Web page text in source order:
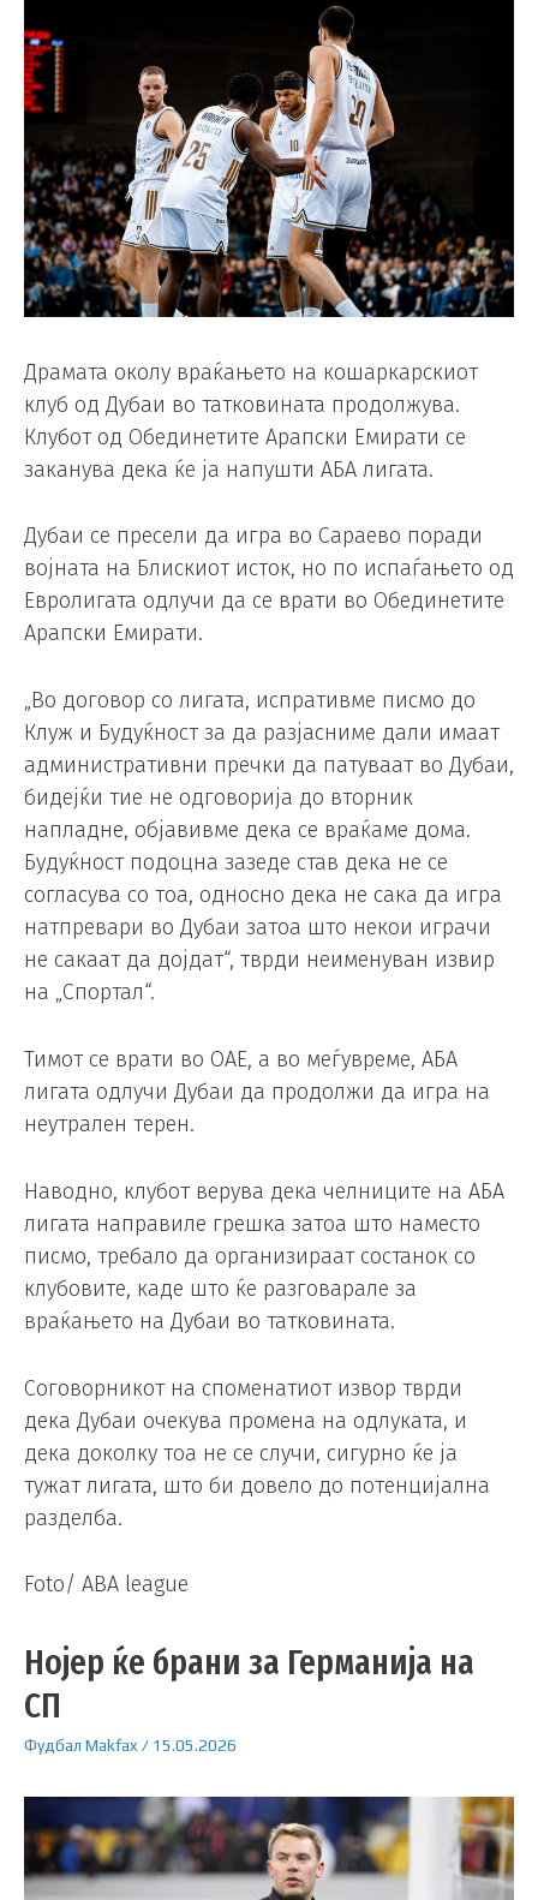
Драмата околу враќањето на кошаркарскиот
клуб од Дубаи во татковината продолжува.
Клубот од Обединетите Арапски Емирати се
заканува дека ќе ја напушти АБА лигата.
Дубаи се пресели да игра во Сараево поради
војната на Блискиот исток, но по испаѓањето од
Евролигата одлучи да се врати во Обединетите
Арапски Емирати.
„Во договор со лигата, испративме писмо до
Клуж и Будуќност за да разјасниме дали имаат
административни пречки да патуваат во Дубаи,
бидејќи тие не одговорија до вторник
напладне, објавивме дека се враќаме дома.
Будуќност подоцна зазеде став дека не се
согласува со тоа, односно дека не сака да игра
натпревари во Дубаи затоа што некои играчи
не сакаат да дојдат“, тврди неименуван извир
на „Спортал“.
Тимот се врати во ОАЕ, а во меѓувреме, АБА
лигата одлучи Дубаи да продолжи да игра на
неутрален терен.
Наводно, клубот верува дека челниците на АБА
лигата направиле грешка затоа што наместо
писмо, требало да организираат состанок со
клубовите, каде што ќе разговарале за
враќањето на Дубаи во татковината.
Соговорникот на споменатиот извор тврди
дека Дубаи очекува промена на одлуката, и
дека доколку тоа не се случи, сигурно ќе ја
тужат лигата, што би довело до потенцијална
разделба.
Foto/ ABA league
Нојер ќе брани за Германија на
СП
Фудбал Makfax/ 15.05.2026